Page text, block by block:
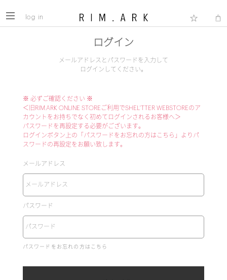
log in
ログイン
メールアドレスとパスワードを入力して
ログインしてください。
※ 必ずご確認ください ※
＜旧RIM.ARK ONLINE STOREご利用でSHEL'TTER WEBSTOREのア
カウントをお持ちでなく初めてログインされるお客様へ＞
パスワードを再設定する必要がございます。
ログインボタン上の「パスワードをお忘れの方はこちら」よりパ
スワードの再設定をお願い致します。
メールアドレス
パスワード
パスワードをお忘れの方はこちら